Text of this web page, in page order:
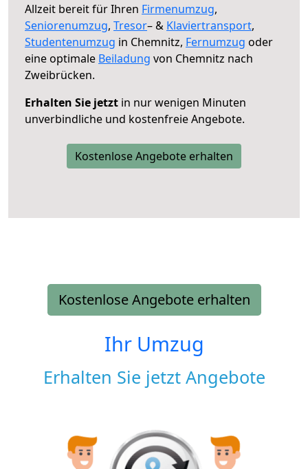
Allzeit bereit für Ihren Firmenumzug,
Seniorenumzug, Tresor– & Klaviertransport,
Studentenumzug in Chemnitz, Fernumzug oder
eine optimale Beiladung von Chemnitz nach
Zweibrücken.
Erhalten Sie jetzt in nur wenigen Minuten
unverbindliche und kostenfreie Angebote.
Kostenlose Angebote erhalten
Kostenlose Angebote erhalten
Ihr Umzug
Erhalten Sie jetzt Angebote